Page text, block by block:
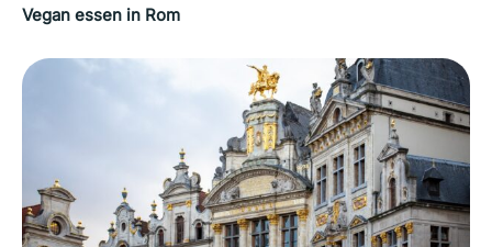
Vegan essen in Rom